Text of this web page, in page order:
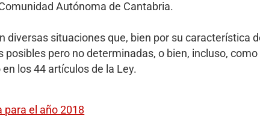
Autónoma de Cantabria.
situaciones que, bien por su característica
pero no determinadas, o bien, incluso,
los 44 artículos de la Ley.
el año 2018